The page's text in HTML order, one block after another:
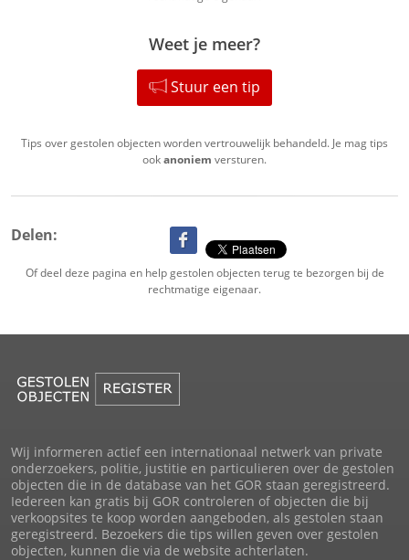
Weet je meer?
Stuur een tip
Tips over gestolen objecten worden vertrouwelijk behandeld. Je mag tips
ookanoniem versturen.
Delen:
Of deel deze pagina en help gestolen objecten terug te bezorgen bij de
rechtmatige eigenaar.
Wij informeren actief een internationaal netwerk van private
onderzoekers, politie, justitie en particulieren over de gestolen
objecten die in de database van het GOR staan geregistreerd.
Iedereen kan gratis bij GOR controleren of objecten die bij
verkoopsites te koop worden aangeboden, als gestolen staan
geregistreerd. Bezoekers die tips willen geven over gestolen
objecten, kunnen die via de website achterlaten.